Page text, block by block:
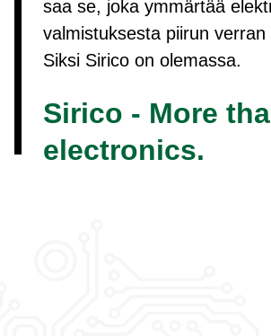
saa se, joka ymmärtää
valmistuksesta piirun verran
Siksi Sirico on olemassa.
Sirico - More
electronics.